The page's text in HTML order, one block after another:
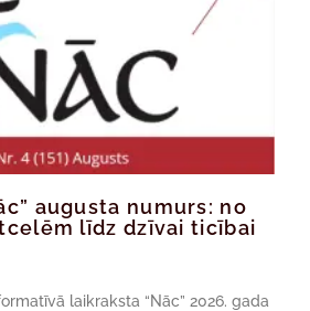
augusta numurs: no
līdz dzīvai ticībai
laikraksta “Nāc” 2026. gada